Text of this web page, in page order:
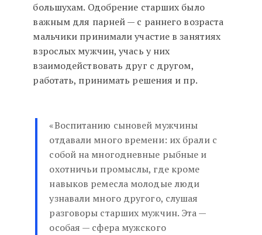
большухам. Одобрение старших было
важным для парней — с раннего возраста
мальчики принимали участие в занятиях
взрослых мужчин, учась у них
взаимодействовать друг с другом,
работать, принимать решения и пр.
«Воспитанию сыновей мужчины
отдавали много времени: их брали с
собой на многодневные рыбные и
охотничьи промыслы, где кроме
навыков ремесла молодые люди
узнавали много другого, слушая
разговоры старших мужчин. Эта —
особая — сфера мужского